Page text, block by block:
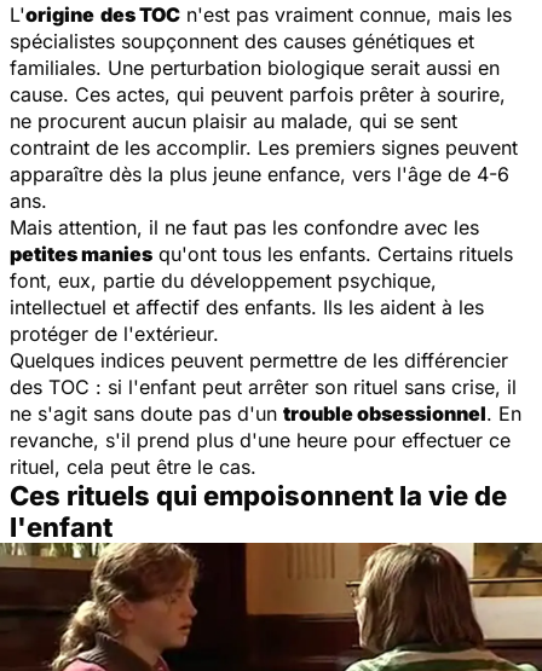
L'origine des TOC n'est pas vraiment connue, mais les
spécialistes soupçonnent des causes génétiques et
familiales. Une perturbation biologique serait aussi en
cause. Ces actes, qui peuvent parfois prêter à sourire,
ne procurent aucun plaisir au malade, qui se sent
contraint de les accomplir. Les premiers signes peuvent
apparaître dès la plus jeune enfance, vers l'âge de 4-6
ans.
Mais attention, il ne faut pas les confondre avec les
petites manies qu'ont tous les enfants. Certains rituels
font, eux, partie du développement psychique,
intellectuel et affectif des enfants. Ils les aident à les
protéger de l'extérieur.
Quelques indices peuvent permettre de les différencier
des TOC : si l'enfant peut arrêter son rituel sans crise, il
ne s'agit sans doute pas d'un trouble obsessionnel. En
revanche, s'il prend plus d'une heure pour effectuer ce
rituel, cela peut être le cas.
Ces rituels qui empoisonnent la vie de
l'enfant